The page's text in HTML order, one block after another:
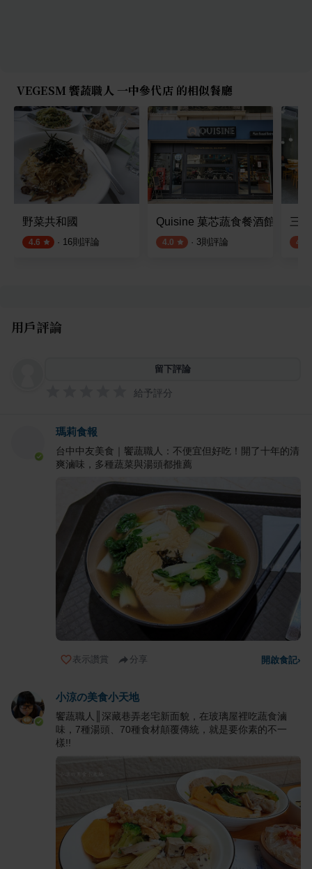
VEGESM 饗蔬職人 一中參代店 的相似餐廳
野菜共和國
4.6 · 16則評論
Quisine 菓芯蔬食餐酒館
4.0 · 3則評論
三
4.2
用戶評論
留下評論
給予評分
瑪莉食報
台中中友美食｜饗蔬職人：不便宜但好吃！開了十年的清
爽滷味，多種蔬菜與湯頭都推薦
表示讚賞 分享 開啟食記›
小涼の美食小天地
饗蔬職人║深藏巷弄老宅新面貌，在玻璃屋裡吃蔬食滷
味，7種湯頭、70種食材顛覆傳統，就是要你素的不一
樣!!